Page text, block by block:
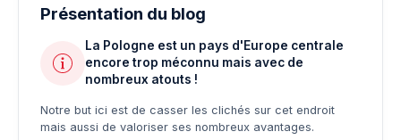
Présentation du blog
La Pologne est un pays d'Europe centrale
encore trop méconnu mais avec de
nombreux atouts !
Notre but ici est de casser les clichés sur cet endroit
mais aussi de valoriser ses nombreux avantages.